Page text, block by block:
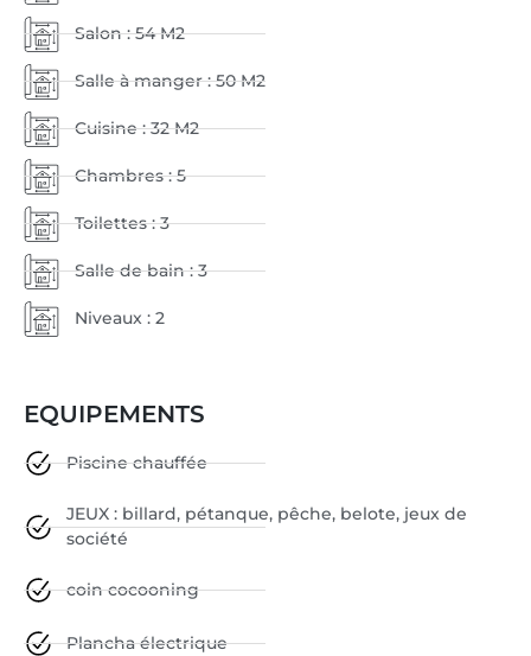
Salon : 54 M2
Salle à manger : 50 M2
Cuisine : 32 M2
Chambres : 5
Toilettes : 3
Salle de bain : 3
Niveaux : 2
EQUIPEMENTS
Piscine chauffée
JEUX : billard, pétanque, pêche, belote, jeux de
société
coin cocooning
Plancha électrique